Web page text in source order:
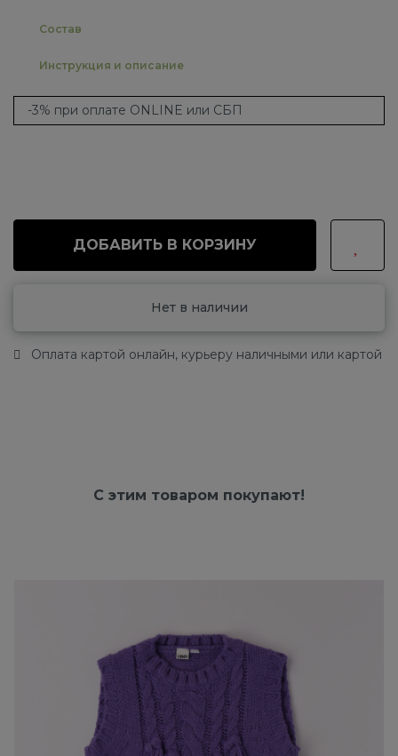
Состав
Инструкция и описание
-3% при оплате ONLINE или СБП
ДОБАВИТЬ В КОРЗИНУ
Нет в наличии
Оплата картой онлайн, курьеру наличными или картой
С этим товаром покупают!